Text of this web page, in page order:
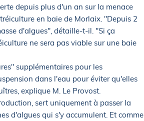
depuis plus d'un an sur la menace
en baie de Morlaix. "Depuis 2
d'algues", détaille-t-il. "Si ça
ne sera pas viable sur une baie
supplémentaires pour les
dans l'eau pour éviter qu'elles
explique M. Le Provost.
sert uniquement à passer la
d'algues qui s'y accumulent. Et comme